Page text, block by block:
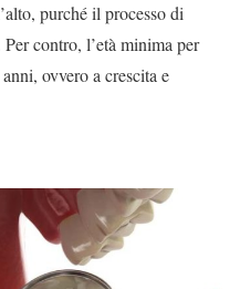
purché il processo di
contro, l’età minima per
ovvero a crescita e